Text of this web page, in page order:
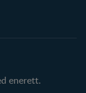
enerett.